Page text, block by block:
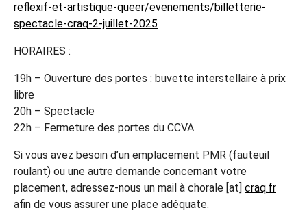
reflexif-et-artistique-queer/evenements/billetterie-
spectacle-craq-2-juillet-2025
HORAIRES :
19h – Ouverture des portes : buvette interstellaire à prix
libre
20h – Spectacle
22h – Fermeture des portes du CCVA
Si vous avez besoin d’un emplacement PMR (fauteuil
roulant) ou une autre demande concernant votre
placement, adressez-nous un mail à chorale [at] craq.fr
afin de vous assurer une place adéquate.